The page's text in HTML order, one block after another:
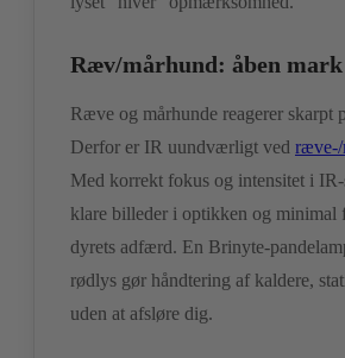
Ræv/mårhund: åben
Ræve og mårhunde reagerer skarpt
Derfor er IR uundværligt ved ræve-/
Med korrekt fokus og intensitet i
klare billeder i optikken og minimal
dyrets adfærd. En Brinyte-
rødlys gør håndtering af kaldere,
uden at afsløre dig.